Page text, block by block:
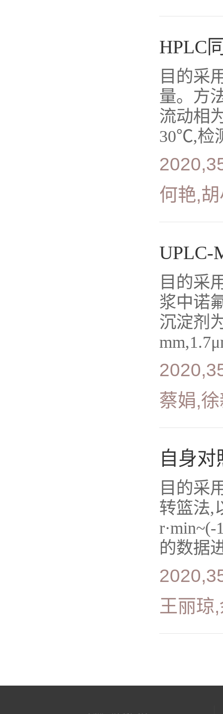
HPLC
目的采
量。方
流动相
30℃,检
何艳,
UPLC-
目的采
浆中诺
沉淀剂
蔡娟,
自身
目的采
转篮法,
的数据
王丽琼